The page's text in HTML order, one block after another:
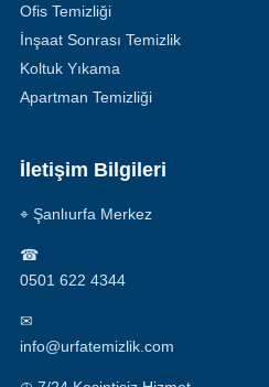
Ofis Temizliği
İnşaat Sonrası Temizlik
Koltuk Yıkama
Apartman Temizliği
İletişim Bilgileri
⌖ Şanlıurfa Merkez
☎
0501 622 4344
✉
info@urfatemizlik.com